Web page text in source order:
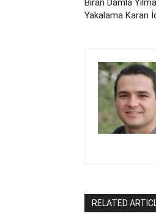
Biran Damla
Yakalama Kararı
RELATED